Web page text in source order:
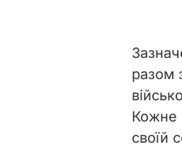
разом
Кожне
своїй